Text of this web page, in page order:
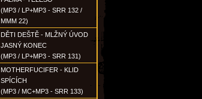
(MP3 / LP+MP3 - SRR 132 /
MMM 22)
DĚTI DEŠTĚ - MLŽNÝ ÚVOD
JASNÝ KONEC
(MP3 / LP+MP3 - SRR 131)
MOTHERFUCIFER - KLID
SPÍCÍCH
(MP3 / MC+MP3 - SRR 133)